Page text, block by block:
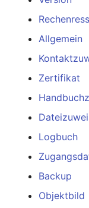
Allgemein
Zertifikat
Logbuch
Backup
Objektbild